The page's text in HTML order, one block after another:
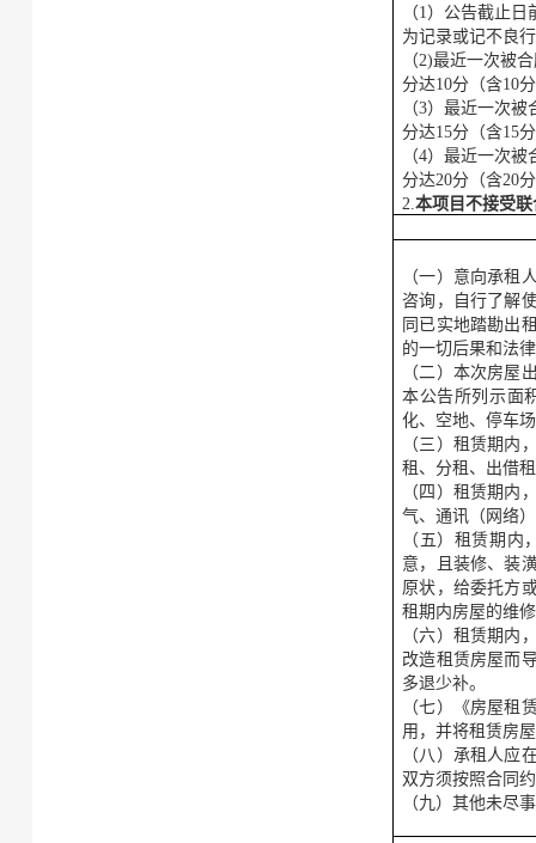
（1）公告截止日
为记录或记不良
（2)最近一次被
分达10分（含10
（3）最近一次被
分达15分（含15
（4）最近一次被
分达20分（含20
2.本项目不接受
（一）意向承租
咨询，自行了解
同已实地踏勘出
的一切后果和法
（二）本次房屋
本公告所列示面
化、空地、停车
（三）租赁期内
租、分租、出借
（四）租赁期内
气、通讯（网络
（五）租赁期
意，且装修、装
原状，给委托方
租期内房屋的维
（六）租赁期内
改造租赁房屋而
多退少补。
（七）《房屋租
用，并将租赁房
（八）承租人应
双方须按照合同
（九）其他未尽